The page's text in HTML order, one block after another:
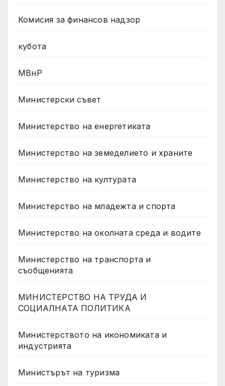
Комисия за финансов надзор
кубота
МВнР
Министерски съвет
Министерство на енергетиката
Министерство на земеделието и храните
Министерство на културата
Министерство на младежта и спорта
Министерство на околната среда и водите
Министерство на транспорта и
съобщенията
МИНИСТЕРСТВО НА ТРУДА И
СОЦИАЛНАТА ПОЛИТИКА
Министерството на икономиката и
индустрията
Министърът на туризма